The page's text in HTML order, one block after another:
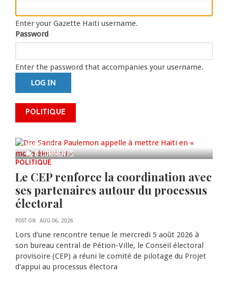
Enter your Gazette Haiti username.
Password
Enter the password that accompanies your username.
POLITIQUE
0 COMMENTS
Dre Sandra Paulemon appelle à
mettre Haïti en « mode électoral
» à travers une vaste campagne
AUG 06, 2026
POLITIQUE
Le CEP renforce la coordination avec
ses partenaires autour du processus
électoral
POST ON AUG 06, 2026
Lors d'une rencontre tenue le mercredi 5 août 2026 à
son bureau central de Pétion-Ville, le Conseil électoral
provisoire (CEP) a réuni le comité de pilotage du Projet
d'appui au processus électora